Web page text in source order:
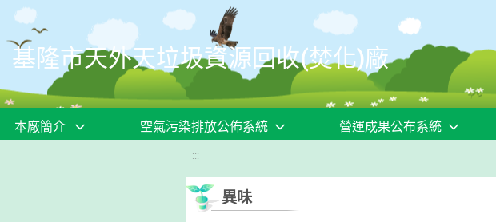
移至網頁之主要內容區位置
基隆市天外天垃圾資源回收(焚化)廠
本廠簡介 空氣污染排放公佈系統 營運成果公布系統
:::
異味